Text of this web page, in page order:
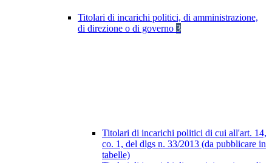
Titolari di incarichi politici, di amministrazione,
di direzione o di governo 3
Titolari di incarichi politici di cui all'art. 14,
co. 1, del dlgs n. 33/2013 (da pubblicare in
tabelle)